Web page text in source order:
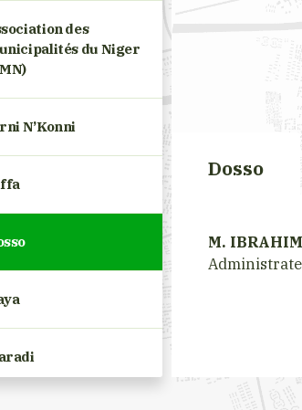
des
du Niger
N’Konni
Dosso
M.